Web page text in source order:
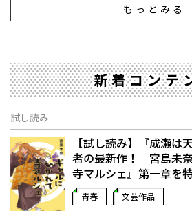
もっとみる
新着コンテ
試し読み
【試し読み】『成瀬は
者の最新作！ 宮島未
寺マルシェ』第一章を
青春 文芸作品